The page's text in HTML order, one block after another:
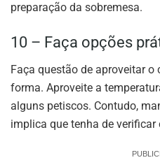
preparação da sobremesa.
10 – Faça opções
Faça questão de aproveitar
forma. Aproveite a
alguns petiscos. Contudo,
implica que tenha de